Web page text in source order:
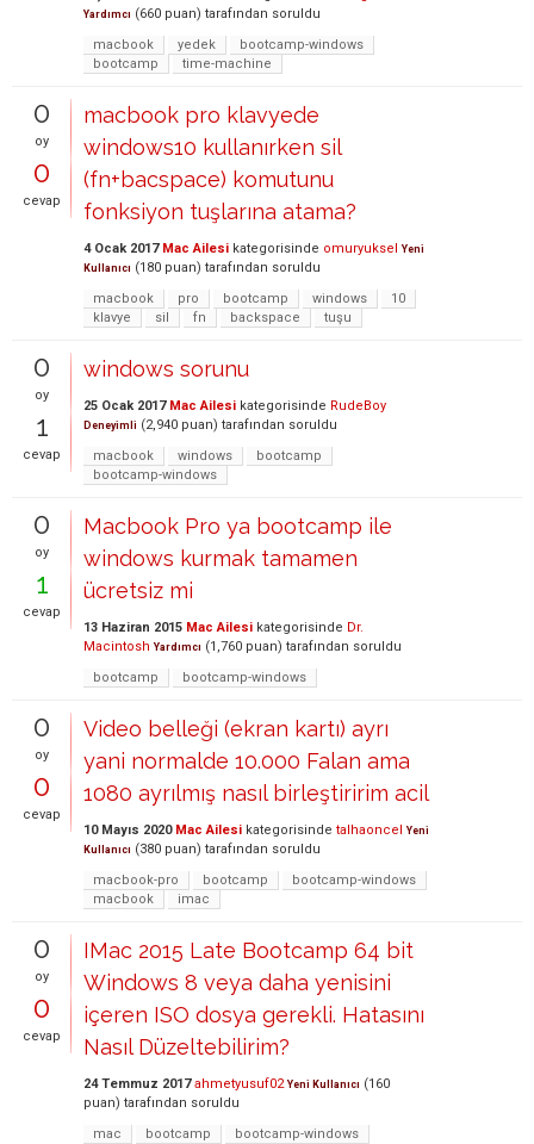
Yardımcı (660 puan) tarafından soruldu
macbook
yedek
bootcamp-windows
bootcamp
time-machine
0
oy
0
cevap
macbook pro klavyede
windows10 kullanırken sil
(fn+bacspace) komutunu
fonksiyon tuşlarına atama?
4 Ocak 2017 Mac Ailesi kategorisinde omuryuksel Yeni
Kullanıcı (180 puan) tarafından soruldu
macbook
pro bootcamp windows
10
klavye
sil fn backspace tuşu
0
oy
1
cevap
windows sorunu
25 Ocak 2017 Mac Ailesi kategorisinde RudeBoy
Deneyimli (2,940 puan) tarafından soruldu
macbook
windows
bootcamp
bootcamp-windows
0
oy
1
cevap
Macbook Pro ya bootcamp ile
windows kurmak tamamen
ücretsiz mi
13 Haziran 2015 Mac Ailesi kategorisinde Dr.
Macintosh Yardımcı (1,760 puan) tarafından soruldu
bootcamp
bootcamp-windows
0
oy
0
cevap
Video belleği (ekran kartı) ayrı
yani normalde 10.000 Falan ama
1080 ayrılmış nasıl birleştiririm acil
10 Mayıs 2020 Mac Ailesi kategorisinde talhaoncel Yeni
Kullanıcı (380 puan) tarafından soruldu
macbook-pro
bootcamp
bootcamp-windows
macbook
imac
0
oy
0
cevap
IMac 2015 Late Bootcamp 64 bit
Windows 8 veya daha yenisini
içeren ISO dosya gerekli. Hatasını
Nasıl Düzeltebilirim?
24 Temmuz 2017 ahmetyusuf02 Yeni Kullanıcı (160
puan) tarafından soruldu
mac
bootcamp
bootcamp-windows